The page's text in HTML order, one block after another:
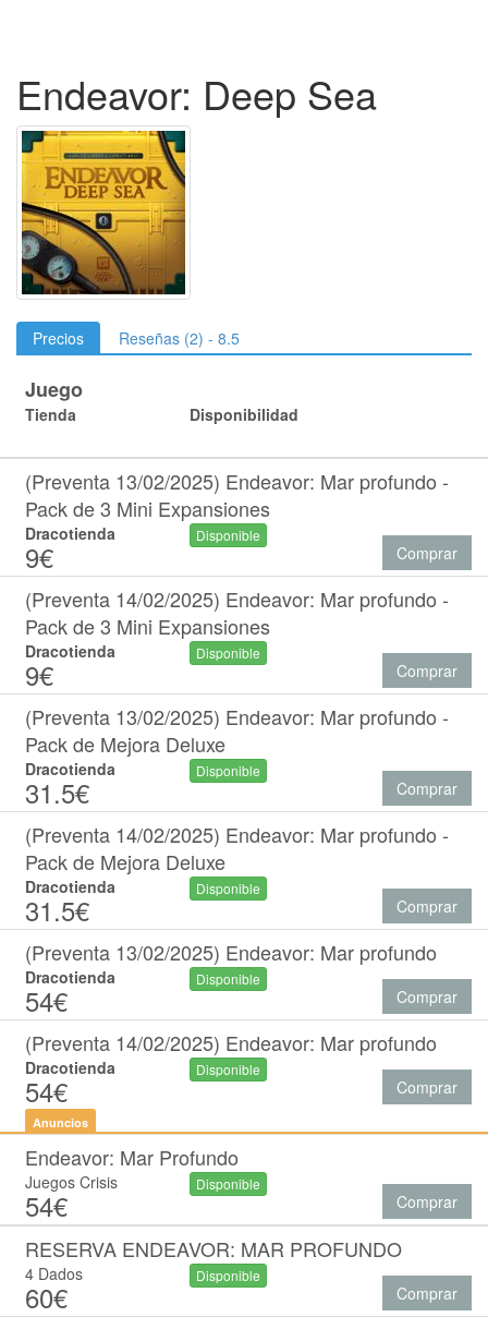
Endeavor: Deep Sea
Precios Reseñas (2) - 8.5
Juego
Tienda Disponibilidad
(Preventa 13/02/2025) Endeavor: Mar profundo -
Pack de 3 Mini Expansiones
Dracotienda
9€
Disponible
Comprar
(Preventa 14/02/2025) Endeavor: Mar profundo -
Pack de 3 Mini Expansiones
Dracotienda
9€
Disponible
Comprar
(Preventa 13/02/2025) Endeavor: Mar profundo -
Pack de Mejora Deluxe
Dracotienda
31.5€
Disponible
Comprar
(Preventa 14/02/2025) Endeavor: Mar profundo -
Pack de Mejora Deluxe
Dracotienda
31.5€
Disponible
Comprar
(Preventa 13/02/2025) Endeavor: Mar profundo
Dracotienda
54€
Disponible
Comprar
(Preventa 14/02/2025) Endeavor: Mar profundo
Dracotienda
54€
Disponible
Comprar
Anuncios
Endeavor: Mar Profundo
Juegos Crisis
54€
Disponible
Comprar
RESERVA ENDEAVOR: MAR PROFUNDO
4 Dados
60€
Disponible
Comprar